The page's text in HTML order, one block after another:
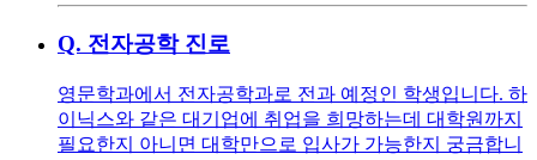
Q. 전자공학 진로
영문학과에서 전자공학과로 전과 예정인 학생입니다. 하
이닉스와 같은 대기업에 취업을 희망하는데 대학원까지
필요한지 아니면 대학만으로 입사가 가능한지 궁금합니